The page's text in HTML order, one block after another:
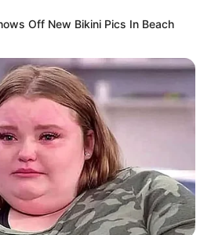
/ StudioCanal / MGM / Unidis
Off New Bikini Pics In Beach